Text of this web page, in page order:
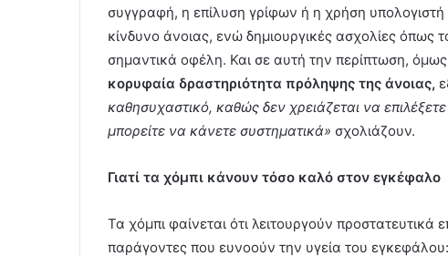
συγγραφή, η επίλυση γρίφων ή η χρήση
κίνδυνο άνοιας, ενώ δημιουργικές ασχολίες όπως
σημαντικά οφέλη. Και σε αυτή την περίπτωση,
κορυφαία δραστηριότητα πρόληψης της άνοιας,
καθησυχαστικό, καθώς δεν χρειάζεται να
μπορείτε να κάνετε συστηματικά» σχολιάζουν.
Γιατί τα χόμπι κάνουν τόσο καλό στον εγκέφαλο
Τα χόμπι φαίνεται ότι λειτουργούν
παράγοντες που ευνοούν την υγεία του εγκεφάλου: